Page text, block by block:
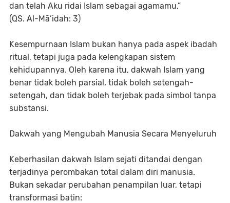
dan telah Aku ridai Islam sebagai agamamu.”
(QS. Al-Mā’idah: 3)
Kesempurnaan Islam bukan hanya pada aspek ibadah
ritual, tetapi juga pada kelengkapan sistem
kehidupannya. Oleh karena itu, dakwah Islam yang
benar tidak boleh parsial, tidak boleh setengah-
setengah, dan tidak boleh terjebak pada simbol tanpa
substansi.
Dakwah yang Mengubah Manusia Secara Menyeluruh
Keberhasilan dakwah Islam sejati ditandai dengan
terjadinya perombakan total dalam diri manusia.
Bukan sekadar perubahan penampilan luar, tetapi
transformasi batin: